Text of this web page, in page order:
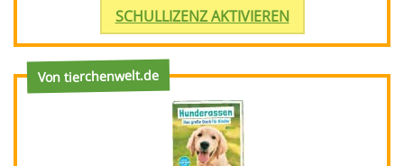
SCHULLIZENZ AKTIVIEREN
Von tierchenwelt.de